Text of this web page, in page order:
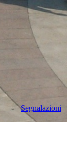
Segnalazioni